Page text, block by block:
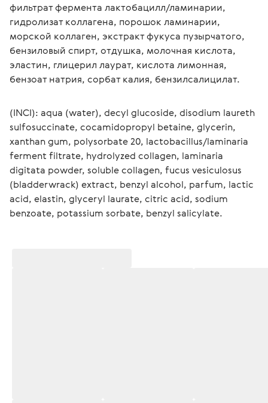
фильтрат фермента лактобацилл/ламинарии,
гидролизат коллагена, порошок ламинарии,
морской коллаген, экстракт фукуса пузырчатого,
бензиловый спирт, отдушка, молочная кислота,
эластин, глицерил лаурат, кислота лимонная,
бензоат натрия, сорбат калия, бензилсалицилат.
(INCI): aqua (water), decyl glucoside, disodium laureth
sulfosuccinate, cocamidopropyl betaine, glycerin,
xanthan gum, polysorbate 20, lactobacillus/laminaria
ferment filtrate, hydrolyzed collagen, laminaria
digitata powder, soluble collagen, fucus vesiculosus
(bladderwrack) extract, benzyl alcohol, parfum, lactic
acid, elastin, glyceryl laurate, citric acid, sodium
benzoate, potassium sorbate, benzyl salicylate.